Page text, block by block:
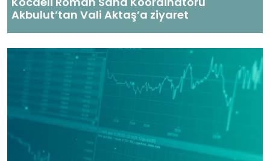
Akbulut’tan Vali Aktaş’a ziyaret